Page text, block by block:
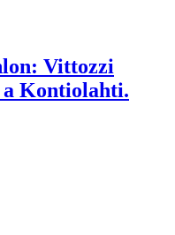
Vittozzi
a Kontiolahti.